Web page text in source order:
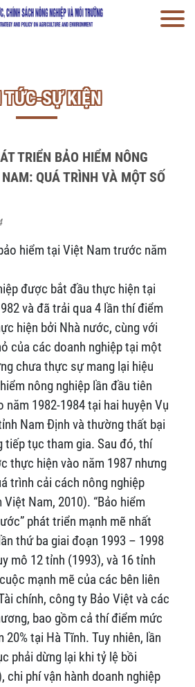
SỰ KIỆN
TRIỂN BẢO HIỂM NÔNG
QUÁ TRÌNH VÀ MỘT SỐ
hiểm tại Việt Nam trước năm
được bắt đầu thực hiện tại
và đã trải qua 4 lần thí điểm
hiện bởi Nhà nước, cùng với
của các doanh nghiệp tại một
chưa thực sự mang lại hiệu
nông nghiệp lần đầu tiên
1982-1984 tại hai huyện Vụ
Nam Định và thường thất bại
tiếp tục tham gia. Sau đó, thí
thực hiện vào năm 1987 nhưng
trình cải cách nông nghiệp
Nam, 2010). “Bảo hiểm
phát triển mạnh mẽ nhất
thứ ba giai đoạn 1993 – 1998
mô 12 tỉnh (1993), và 16 tỉnh
mạnh mẽ của các bên liên
chính, công ty Bảo Việt và các
bao gồm cả thí điểm mức
tại Hà Tĩnh. Tuy nhiên, lần
phải dừng lại khi tỷ lệ bồi
chi phí vận hành doanh nghiệp